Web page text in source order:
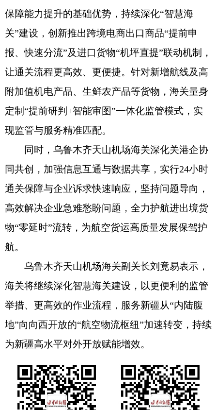
保障能力提升的基础优势，持续深化“智慧海
关”建设，创新推出跨境电商出口商品“提前申
报、快速分流”及进口货物“机坪直提”联动机制，
让通关流程更高效、更便捷。针对新增航线及高
附加值机电产品、生鲜农产品等货物，海关量身
定制“提前研判+智能审图”一体化监管模式，实
现监管与服务精准匹配。
同时，乌鲁木齐天山机场海关深化关港企协
同共创，加强信息互通与数据共享，实行24小时
通关保障与企业诉求快速响应，坚持问题导向，
高效解决企业急难愁盼问题，全力护航进出境货
物“零延时”流转，为航空货运高质量发展保驾护
航。
乌鲁木齐天山机场海关副关长刘竟易表示，
海关将继续深化智慧海关建设，以更便利的监管
举措、更高效的作业流程，服务新疆从“内陆腹
地”向向西开放的“航空物流枢纽”加速转变，持续
为新疆高水平对外开放赋能增效。